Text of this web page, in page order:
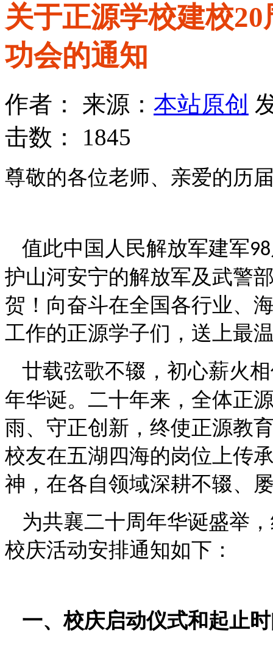
关于正源学校建校
功会的通知
作者： 来源： 本站原创
击数： 1845
尊敬的各位老师、亲爱的历
值此中国人民解放军建军98
护山河安宁的解放军及武警
贺！向奋斗在全国各行业、
工作的正源学子们，送上最
廿载弦歌不辍，初心薪火
年华诞。二十年来，全体正
雨、守正创新，终使正源教
校友在五湖四海的岗位上传
神，在各自领域深耕不辍、
为共襄二十周年华诞盛举
校庆活动安排通知如下：
一、校庆启动仪式和起止